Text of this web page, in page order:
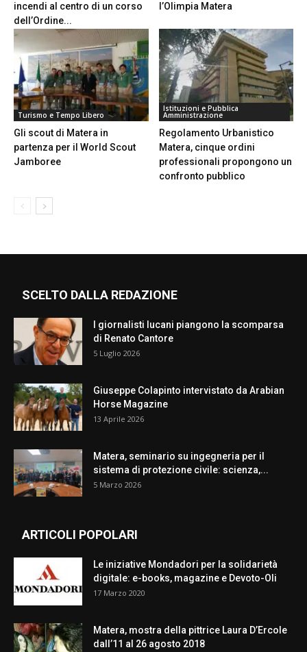
incendi al centro di un corso
dell’Ordine...
l’Olimpia Matera
Turismo e Tempo Libero
Gli scout di Matera in
partenza per il World Scout
Jamboree
Istituzioni e Pubblica
Amministrazione
Regolamento Urbanistico
Matera, cinque ordini
professionali propongono un
confronto pubblico
SCELTO DALLA REDAZIONE
I giornalisti lucani piangono la scomparsa
di Renato Cantore
5 Luglio 2026
Giuseppe Colapinto intervistato da Arabian
Horse Magazine
13 Aprile 2026
Matera, seminario su ingegneria per il
sistema di protezione civile: scienza,...
5 Marzo 2026
ARTICOLI POPOLARI
Le iniziative Mondadori per la solidarietà
digitale: e-books, magazine e Devoto-Oli
17 Marzo 2020
Matera, mostra della pittrice Laura D’Ercole
dall’11 al 26 agosto 2018